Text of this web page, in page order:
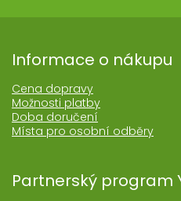
Informace o nákupu
Cena dopravy
Možnosti platby
Doba doručení
Místa pro osobní odběry
Partnerský program